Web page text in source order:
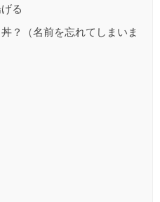
る
？（名前を忘れてしまいま